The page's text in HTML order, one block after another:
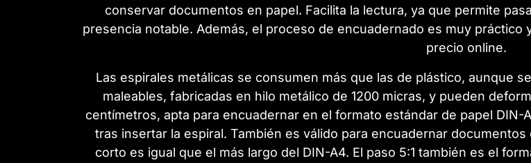
conservar documentos en papel. Facilita la lectura, ya que permite
presencia notable. Además, el proceso de encuadernado es muy
precio online.
Las espirales metálicas se consumen más que las de plástico, aunque
maleables, fabricadas en hilo metálico de 1200 micras, y pueden
centímetros, apta para encuadernar en el formato estándar de papel
tras insertar la espiral. También es válido para encuadernar
corto es igual que el más largo del DIN-A4. El paso 5:1 también es el